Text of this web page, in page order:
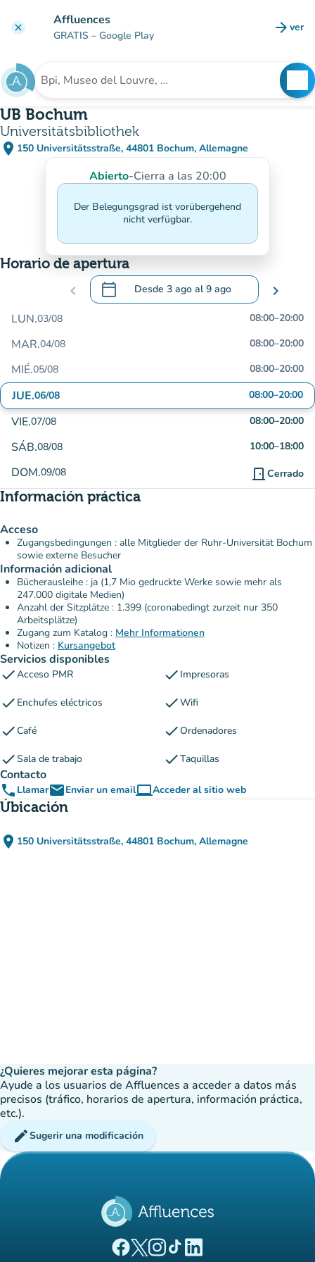
clear Affluences
GRATIS – Google Play arrow_forward ver
Buscar un establecimiento
UB Bochum
Universitätsbibliothek
place 150 Universitätsstraße, 44801 Bochum, Allemagne
(abrir en Google Maps)
(nueva pestaña)
Abierto-Cierra a las 20:00
Der Belegungsgrad ist vorübergehend
nicht verfügbar.
Horario de apertura
chevron_left calendar_today Desde 3 ago al9 ago
.Abra el calendario para cambiar las
chevron_right
LUN.03/08 08:00–20:00
MAR.04/08 08:00–20:00
MIÉ.05/08 08:00–20:00
JUE.06/08 08:00–20:00
VIE.07/08 08:00–20:00
SÁB.08/08 10:00–18:00
DOM.09/08 door_front Cerrado
Información práctica
Acceso
Zugangsbedingungen : alle Mitglieder der Ruhr-Universität Bochum
sowie externe Besucher
Información adicional
Bücherausleihe : ja (1,7 Mio gedruckte Werke sowie mehr als
247.000 digitale Medien)
Anzahl der Sitzplätze : 1.399 (coronabedingt zurzeit nur 350
Arbeitsplätze)
Zugang zum Katalog : Mehr Informationen
Notizen : Kursangebot
Servicios disponibles
checkAcceso PMR check Impresoras
check Enchufes eléctricos checkWifi
checkCafé checkOrdenadores
checkSala de trabajo checkTaquillas
Contacto
phone LlamaremailEnviar un emailcomputerAcceder al sitio web
(nueva pestaña)
Úbicación
place 150 Universitätsstraße, 44801 Bochum, Allemagne
(abrir en Google Maps)
(nueva pestaña)
¿Quieres mejorar esta página?
Ayude a los usuarios de Affluences a acceder a datos más
precisos (tráfico, horarios de apertura, información práctica,
etc.).
editSugerir una modificación
(nueva pestaña)
(nueva pestaña)
(nueva pestaña)
(nueva pestaña)